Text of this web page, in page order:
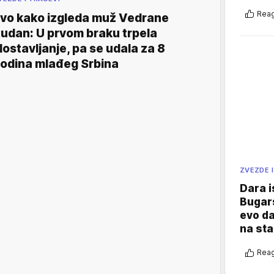
kako izgleda muž Vedrane
U prvom braku trpela
pa se udala za 8
mlađeg Srbina
ZVEZDE
Dara
evo
na